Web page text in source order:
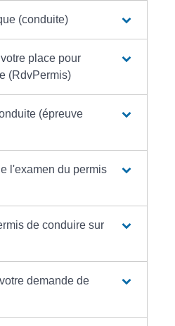
(conduite)
place pour
(RdvPermis)
(épreuve
l'examen du permis
de conduire sur
demande de